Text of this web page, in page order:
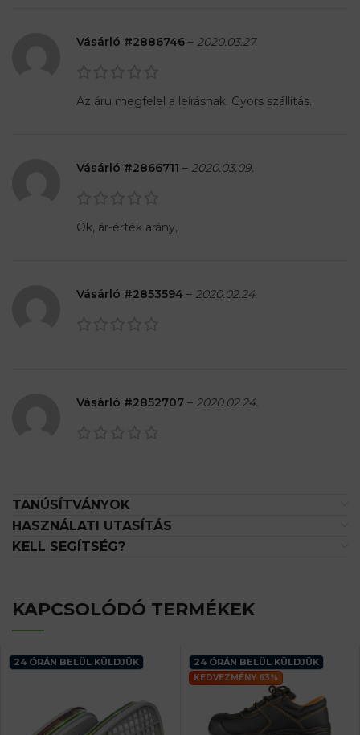
Vásárló #2886746 – 2020.03.27.
Az áru megfelel a leírásnak. Gyors szállítás.
Vásárló #2866711 – 2020.03.09.
Ok, ár-érték arány,
Vásárló #2853594 – 2020.02.24.
Vásárló #2852707 – 2020.02.24.
TANÚSÍTVÁNYOK
HASZNÁLATI UTASÍTÁS
KELL SEGÍTSÉG?
KAPCSOLÓDÓ TERMÉKEK
24 ÓRÁN BELÜL KÜLDJÜK 24 ÓRÁN BELÜL KÜLDJÜK
KEDVEZMÉNY 63%